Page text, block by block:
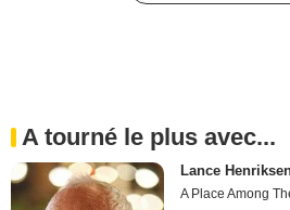
A tourné le plus avec...
Lance
A Place Among